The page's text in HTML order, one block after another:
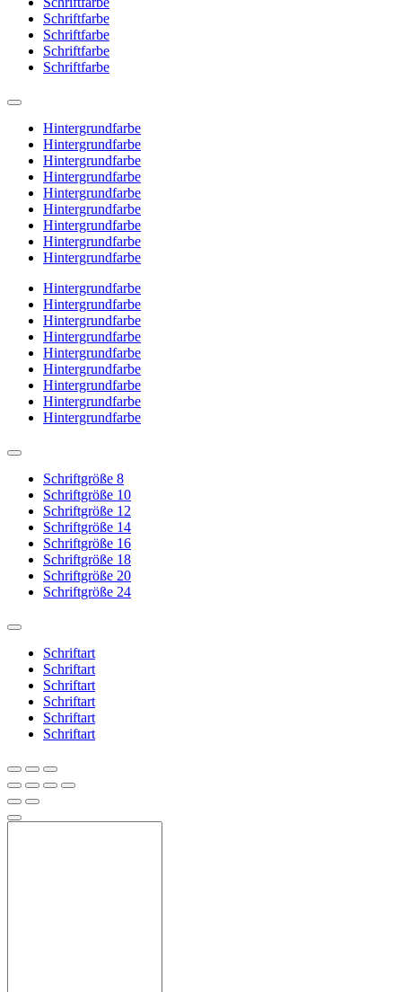
Schriftfarbe
Schriftfarbe
Schriftfarbe
Schriftfarbe
Hintergrundfarbe
Hintergrundfarbe
Hintergrundfarbe
Hintergrundfarbe
Hintergrundfarbe
Hintergrundfarbe
Hintergrundfarbe
Hintergrundfarbe
Hintergrundfarbe
Hintergrundfarbe
Hintergrundfarbe
Hintergrundfarbe
Hintergrundfarbe
Hintergrundfarbe
Hintergrundfarbe
Hintergrundfarbe
Hintergrundfarbe
Hintergrundfarbe
Schriftgröße 8
Schriftgröße 10
Schriftgröße 12
Schriftgröße 14
Schriftgröße 16
Schriftgröße 18
Schriftgröße 20
Schriftgröße 24
Schriftart
Schriftart
Schriftart
Schriftart
Schriftart
Schriftart